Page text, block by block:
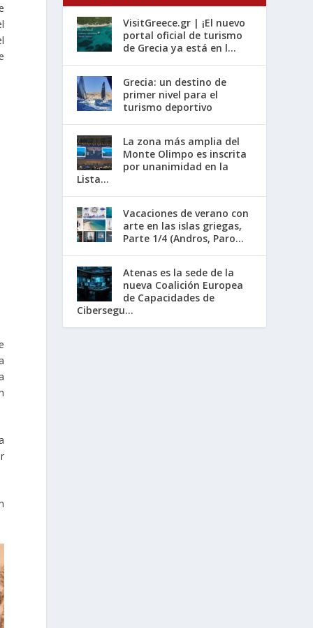
VisitGreece.gr | ¡El nuevo
portal oficial de turismo
de Grecia ya está en l...
Grecia: un destino de
primer nivel para el
turismo deportivo
La zona más amplia del
Monte Olimpo es inscrita
por unanimidad en la
Lista...
Vacaciones de verano con
arte en las islas griegas,
Parte 1/4 (Andros, Paro...
Atenas es la sede de la
nueva Coalición Europea
de Capacidades de
Cibersegu...